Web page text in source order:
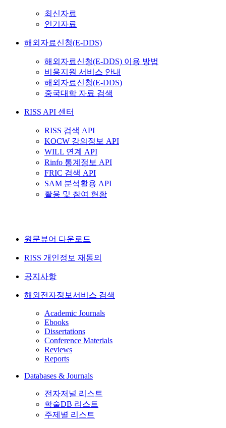
최신자료
인기자료
해외자료신청(E-DDS)
해외자료신청(E-DDS) 이용 방법
비용지원 서비스 안내
해외자료신청(E-DDS)
중국대학 자료 검색
RISS API 센터
RISS 검색 API
KOCW 강의정보 API
WILL 연계 API
Rinfo 통계정보 API
FRIC 검색 API
SAM 분석활용 API
활용 및 참여 현황
원문뷰어 다운로드
RISS 개인정보 재동의
공지사항
해외전자정보서비스 검색
Academic Journals
Ebooks
Dissertations
Conference Materials
Reviews
Reports
Databases & Journals
전자저널 리스트
학술DB 리스트
주제별 리스트